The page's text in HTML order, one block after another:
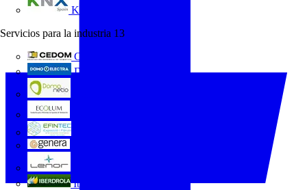
KNX España
Servicios para la industria 13
CEDOM
Domo Electra
Iberdrola